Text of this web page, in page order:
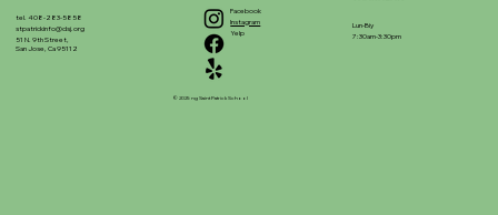
tel. 408-283-5858
stpatrickinfo@dsj.org
51 N. 9th Street,
San Jose, Ca 95112
Facebook
Instagram
Yelp
© 2025 ng Saint Patrick School
Lun-Biy
7:30am-3:30pm